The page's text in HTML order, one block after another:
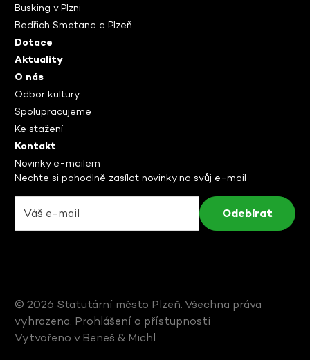
Busking v Plzni
Bedřich Smetana a Plzeň
Dotace
Aktuality
O nás
Odbor kultury
Spolupracujeme
Ke stažení
Kontakt
Novinky e-mailem
Nechte si pohodlně zasílat novinky na svůj e-mail
© 2026 Statutární město Plzeň. Všechna práva
vyhrazena. Prohlášení o přístupnosti
Vytvořeno vBeneš & Michl